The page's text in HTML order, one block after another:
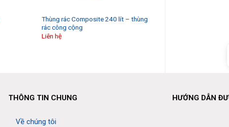
Thùng rác Composite 240 lít – thùng
rác công cộng
Liên hệ
THÔNG TIN CHUNG
Về chúng tôi
HƯỚNG DẪN